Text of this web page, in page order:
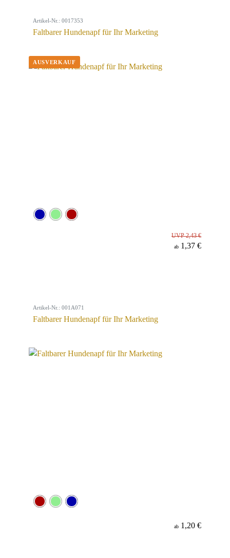
Artikel-Nr.: 0017353
Faltbarer Hundenapf für Ihr Marketing
UVP 2,43 €
ab 1,37 €
Artikel-Nr.: 001A071
Faltbarer Hundenapf für Ihr Marketing
ab 1,20 €